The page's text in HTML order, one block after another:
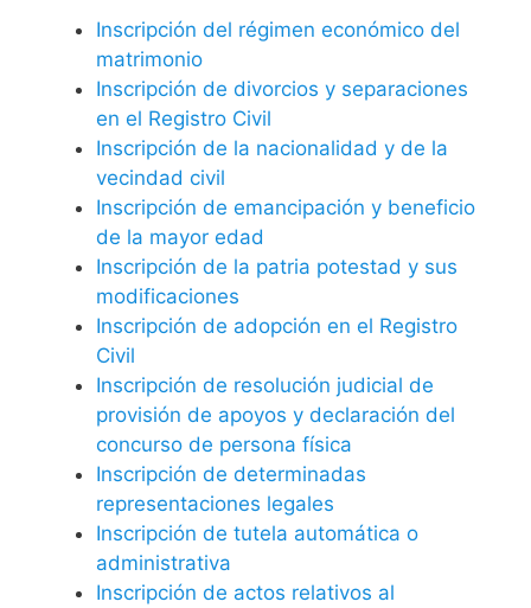
Inscripción del régimen económico del
matrimonio
Inscripción de divorcios y separaciones
en el Registro Civil
Inscripción de la nacionalidad y de la
vecindad civil
Inscripción de emancipación y beneficio
de la mayor edad
Inscripción de la patria potestad y sus
modificaciones
Inscripción de adopción en el Registro
Civil
Inscripción de resolución judicial de
provisión de apoyos y declaración del
concurso de persona física
Inscripción de determinadas
representaciones legales
Inscripción de tutela automática o
administrativa
Inscripción de actos relativos al